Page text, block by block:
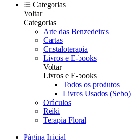
Categorias
Voltar
Categorias
Arte das Benzedeiras
Cartas
Cristaloterapia
Livros e E-books
Voltar
Livros e E-books
Todos os produtos
Livros Usados (Sebo)
Oráculos
Reiki
Terapia Floral
Página Inicial